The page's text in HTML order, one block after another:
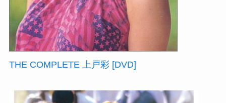
THE COMPLETE 上戸彩 [DVD]